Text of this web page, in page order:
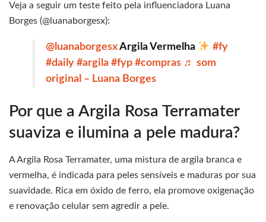
Veja a seguir um teste feito pela influenciadora Luana
Borges (@luanaborgesx):
@luanaborgesxArgila Vermelha
#fy
#daily #argila #fyp #compras ♬ som
original – Luana Borges
Por que a Argila Rosa Terramater
suaviza e ilumina a pele madura?
A Argila Rosa Terramater, uma mistura de argila branca e
vermelha, é indicada para peles sensíveis e maduras por sua
suavidade. Rica em óxido de ferro, ela promove oxigenação
e renovação celular sem agredir a pele.